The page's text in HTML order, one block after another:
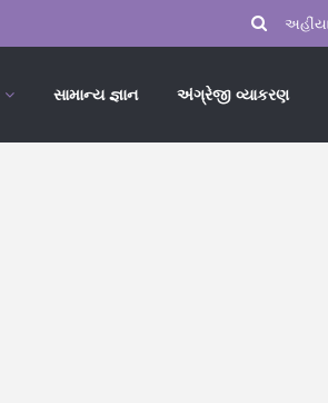
સામાન્ય જ્ઞાન અંગ્રેજી વ્યાકરણ